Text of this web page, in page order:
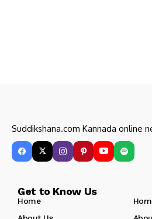
Suddikshana.com Kannada online
Get to Know Us
Home